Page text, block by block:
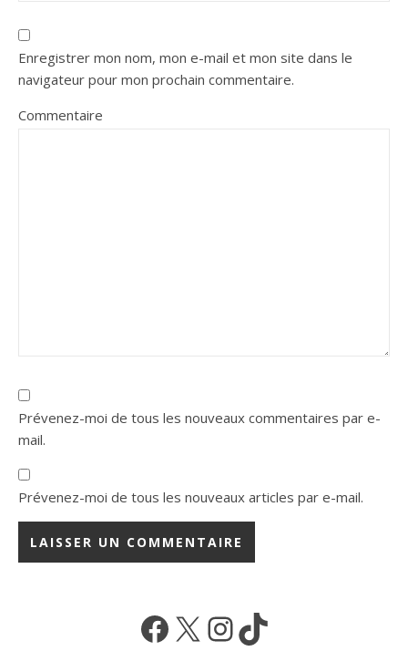
Enregistrer mon nom, mon e-mail et mon site dans le
navigateur pour mon prochain commentaire.
Commentaire
Prévenez-moi de tous les nouveaux commentaires par e-
mail.
Prévenez-moi de tous les nouveaux articles par e-mail.
Facebook
X Instagram
TikTok